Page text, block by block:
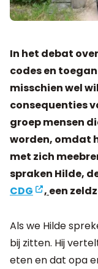
In het debat
codes en
misschien wel
consequenties
groep mensen
worden, omdat
met zich
spraken Hilde,
CDG
, een
Als we Hilde
bij zitten. Hij
eten en dat opa